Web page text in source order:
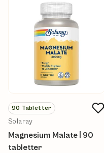
90 Tabletter
Solaray
Magnesium Malate | 90
tabletter